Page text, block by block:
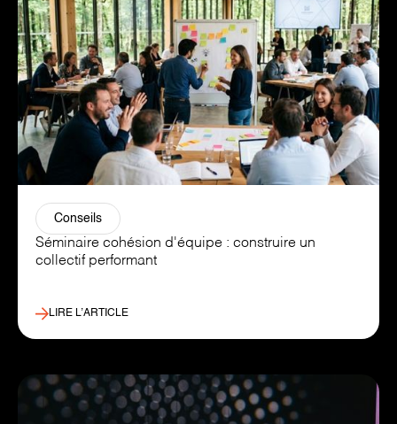
Conseils
Séminaire cohésion d'équipe : construire un
collectif performant
LIRE L’ARTICLE